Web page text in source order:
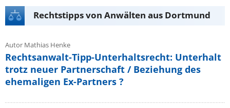
Rechtstipps von Anwälten aus Dortmund
Autor Mathias Henke
Rechtsanwalt-Tipp-Unterhaltsrecht: Unterhalt
trotz neuer Partnerschaft / Beziehung des
ehemaligen Ex-Partners ?